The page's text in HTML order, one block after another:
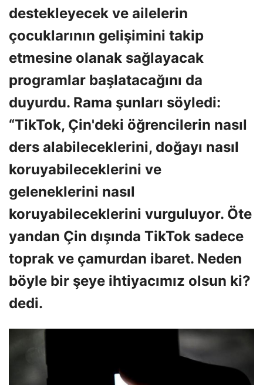
destekleyecek ve ailelerin
çocuklarının gelişimini takip
etmesine olanak sağlayacak
programlar başlatacağını da
duyurdu. Rama şunları söyledi:
“TikTok, Çin'deki öğrencilerin nasıl
ders alabileceklerini, doğayı nasıl
koruyabileceklerini ve
geleneklerini nasıl
koruyabileceklerini vurguluyor. Öte
yandan Çin dışında TikTok sadece
toprak ve çamurdan ibaret. Neden
böyle bir şeye ihtiyacımız olsun ki?
dedi.